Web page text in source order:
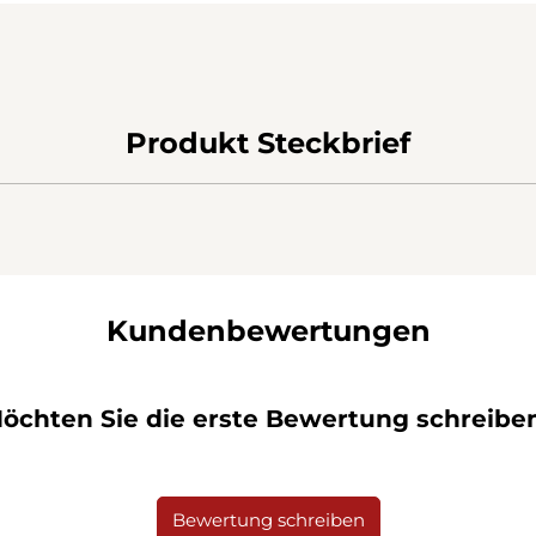
Produkt Steckbrief
Kundenbewertungen
Sie die erste Bewertung
Bewertung schreiben